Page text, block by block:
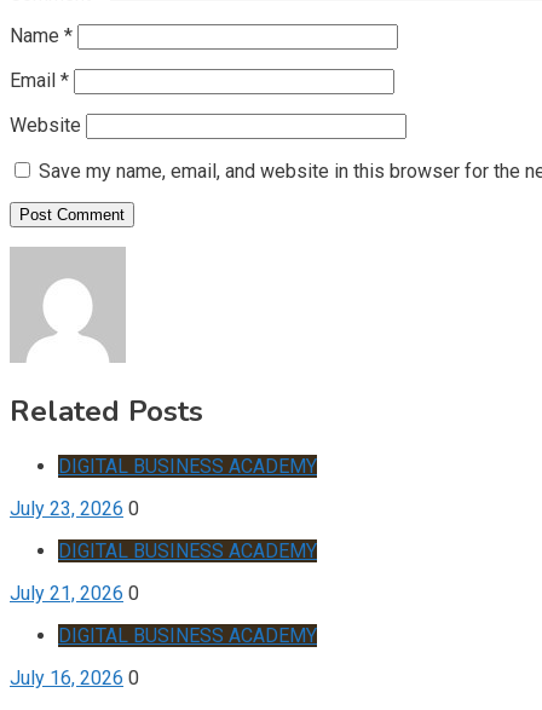
Name *
Email *
Website
Save my name, email, and website in this browser for the
Related Posts
DIGITAL BUSINESS ACADEMY
July 23, 2026 0
DIGITAL BUSINESS ACADEMY
July 21, 2026 0
DIGITAL BUSINESS ACADEMY
July 16, 2026 0